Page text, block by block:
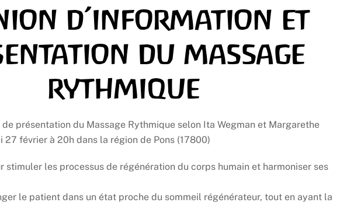
d’information et
du massage
rythmique
de présentation du Massage Rythmique selon Ita Wegman et Margarethe
27 février à 20h dans la région de Pons (17800)
stimuler les processus de régénération du corps humain et harmoniser ses
le patient dans un état proche du sommeil régénérateur, tout en ayant la